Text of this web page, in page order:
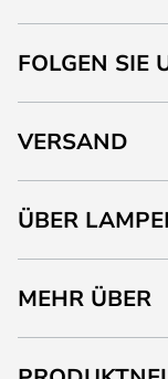
FOLGEN SIE
VERSAND
ÜBER
MEHR ÜBER